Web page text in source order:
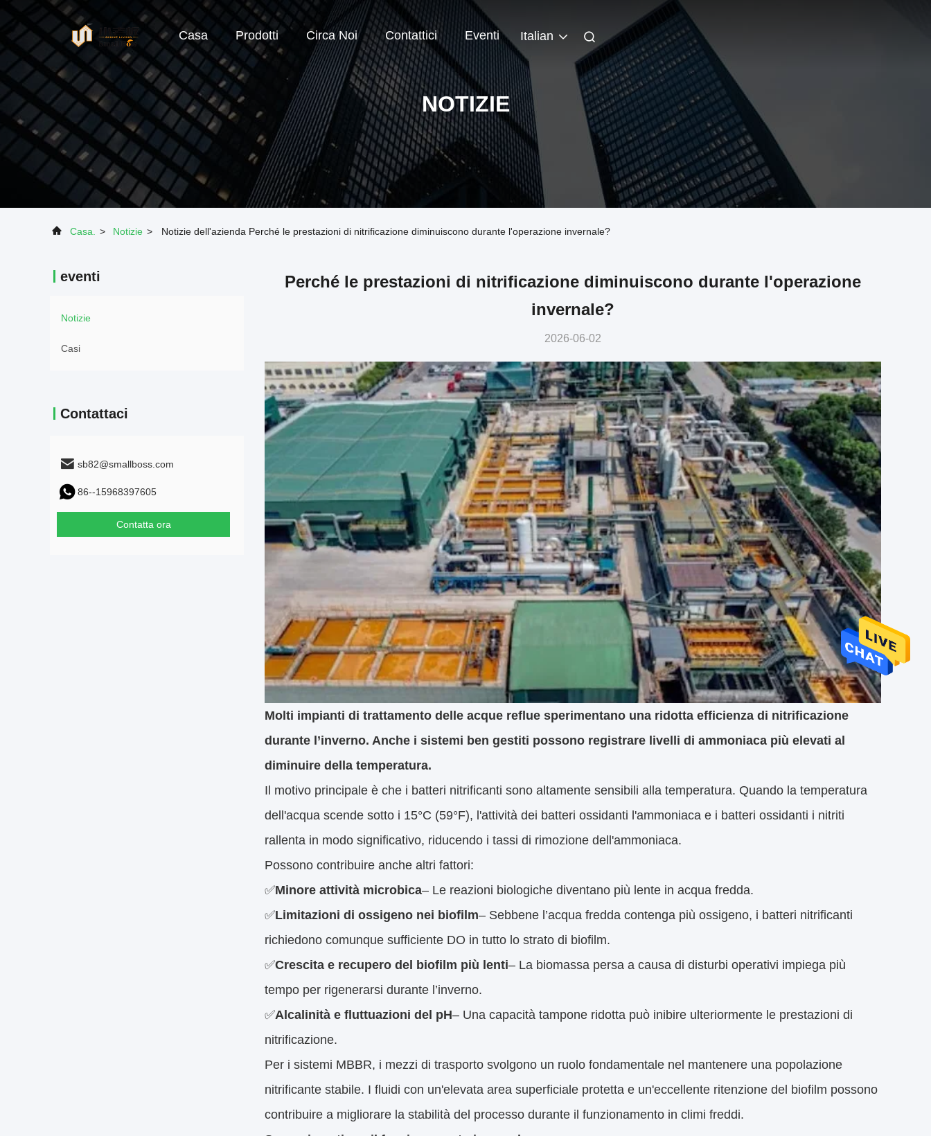
Casa Prodotti Circa Noi Contattici Eventi Italian
NOTIZIE
Casa. > Notizie > Notizie dell'azienda Perché le prestazioni di nitrificazione diminuiscono durante l'operazione invernale?
eventi
Notizie
Casi
Contattaci
sb82@smallboss.com
86--15968397605
Contatta ora
Perché le prestazioni di nitrificazione diminuiscono durante l'operazione
invernale?
2026-06-02
Molti impianti di trattamento delle acque reflue sperimentano una ridotta efficienza di nitrificazione
durante l’inverno. Anche i sistemi ben gestiti possono registrare livelli di ammoniaca più elevati al
diminuire della temperatura.
Il motivo principale è che i batteri nitrificanti sono altamente sensibili alla temperatura. Quando la temperatura
dell'acqua scende sotto i 15°C (59°F), l'attività dei batteri ossidanti l'ammoniaca e i batteri ossidanti i nitriti
rallenta in modo significativo, riducendo i tassi di rimozione dell'ammoniaca.
Possono contribuire anche altri fattori:
✅Minore attività microbica– Le reazioni biologiche diventano più lente in acqua fredda.
✅Limitazioni di ossigeno nei biofilm– Sebbene l’acqua fredda contenga più ossigeno, i batteri nitrificanti
richiedono comunque sufficiente DO in tutto lo strato di biofilm.
✅Crescita e recupero del biofilm più lenti– La biomassa persa a causa di disturbi operativi impiega più
tempo per rigenerarsi durante l’inverno.
✅Alcalinità e fluttuazioni del pH– Una capacità tampone ridotta può inibire ulteriormente le prestazioni di
nitrificazione.
Per i sistemi MBBR, i mezzi di trasporto svolgono un ruolo fondamentale nel mantenere una popolazione
nitrificante stabile. I fluidi con un'elevata area superficiale protetta e un'eccellente ritenzione del biofilm possono
contribuire a migliorare la stabilità del processo durante il funzionamento in climi freddi.